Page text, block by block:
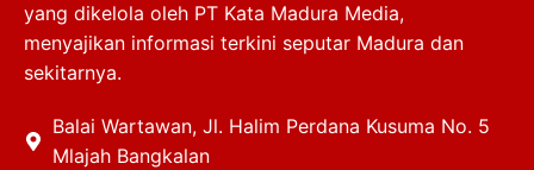
yang dikelola oleh PT Kata Madura Media,
menyajikan informasi terkini seputar Madura dan
sekitarnya.
Balai Wartawan, Jl. Halim Perdana Kusuma No. 5
Mlajah Bangkalan